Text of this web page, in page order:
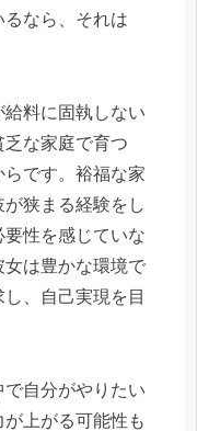
なら、それは
料に固執しない
な家庭で育つ
です。裕福な家
狭まる経験をし
性を感じていな
は豊かな環境で
、自己実現を目
自分がやりたい
上がる可能性も